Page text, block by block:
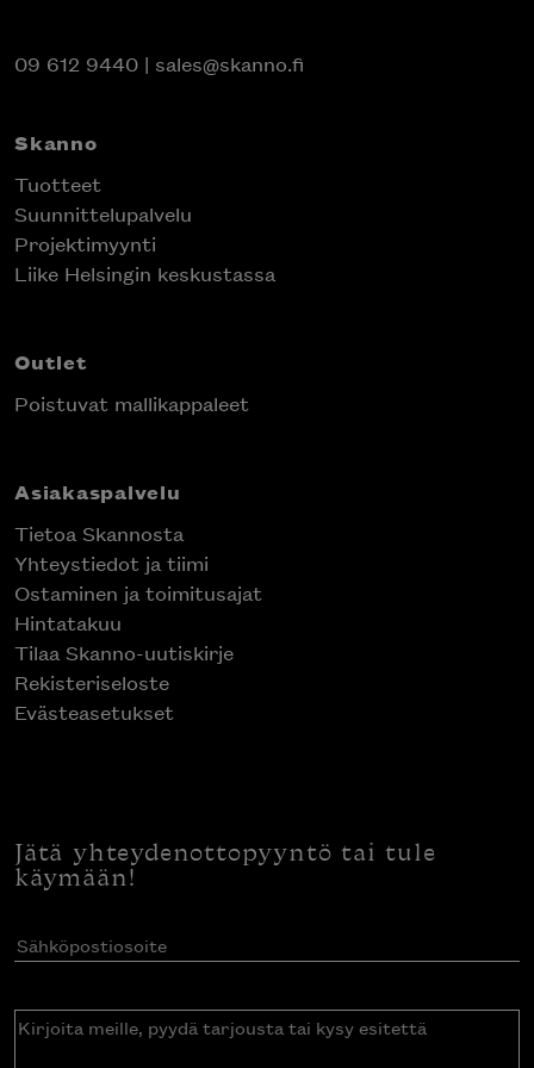
09 612 9440 | sales@skanno.fi
Skanno
Tuotteet
Suunnittelupalvelu
Projektimyynti
Liike Helsingin keskustassa
Outlet
Poistuvat mallikappaleet
Asiakaspalvelu
Tietoa Skannosta
Yhteystiedot ja tiimi
Ostaminen ja toimitusajat
Hintatakuu
Tilaa Skanno-uutiskirje
Rekisteriseloste
Evästeasetukset
Jätä yhteydenottopyyntö tai tule
käymään!
Sähköpostiosoite(Pakollinen)
Kirjoita